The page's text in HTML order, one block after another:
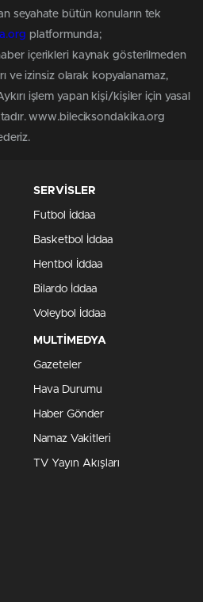
seyahate bütün konuların tek
platformunda;
içerikleri kaynak gösterilmeden
ve izinsiz olarak kopyalanamaz,
işlem yapan kişi/kişiler için yasal
www.bileciksondakika.org
SERVİSLER
Futbol İddaa
Basketbol İddaa
Hentbol İddaa
Bilardo İddaa
Voleybol İddaa
MULTİMEDYA
Gazeteler
Hava Durumu
Haber Gönder
Namaz Vakitleri
TV Yayın Akışları